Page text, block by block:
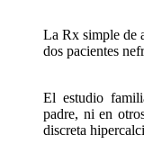
La Rx simple de
dos pacientes
El estudio
padre, ni en
discreta